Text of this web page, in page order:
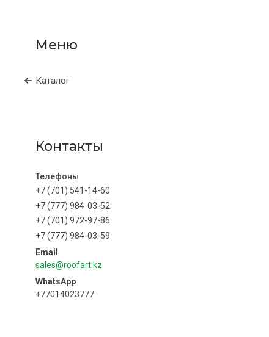
Каталог
Контакты
+7 (701) 541-14-60
+7 (777) 984-03-52
+7 (701) 972-97-86
+7 (777) 984-03-59
sales@roofart.kz
+77014023777